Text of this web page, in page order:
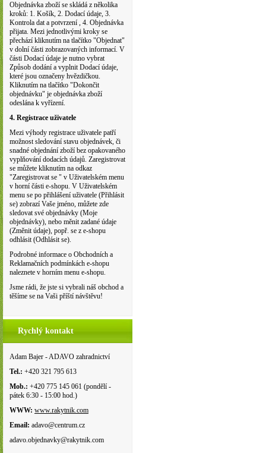
Objednávka zboží se skládá z několika
kroků: 1. Košík, 2. Dodací údaje, 3.
Kontrola dat a potvrzení , 4. Objednávka
přijata. Mezi jednotlivými kroky se
přechází kliknutím na tlačítko "Objednat"
v dolní části zobrazovaných informací. V
části Dodací údaje je nutno vybrat
Způsob dodání a vyplnit Dodací údaje,
které jsou označeny hvězdičkou.
Kliknutím na tlačítko "Dokončit
objednávku" je objednávka zboží
odeslána k vyřízení.
4. Registrace uživatele
Mezi výhody registrace uživatele patří
možnost sledování stavu objednávek, či
snadné objednání zboží bez opakovaného
vyplňování dodacích údajů. Zaregistrovat
se můžete kliknutím na odkaz
"Zaregistrovat se " v Uživatelském menu
v horní části e-shopu. V Uživatelském
menu se po přihlášení uživatele (Přihlásit
se) zobrazí Vaše jméno, můžete zde
sledovat své objednávky (Moje
objednávky), nebo měnit zadané údaje
(Změnit údaje), popř. se z e-shopu
odhlásit (Odhlásit se).
Podrobné informace o Obchodních a
Reklamačních podmínkách e-shopu
naleznete v horním menu e-shopu.
Jsme rádi, že jste si vybrali náš obchod a
těšíme se na Vaši příští návštěvu!
Rychlý kontakt
Adam Bajer - ADAVO zahradnictví
Tel.: +420 321 795 613
Mob.: +420 775 145 061 (pondělí -
pátek 6:30 - 15:00 hod.)
WWW: www.rakytnik.com
Email: adavo@centrum.cz
adavo.objednavky@rakytnik.com